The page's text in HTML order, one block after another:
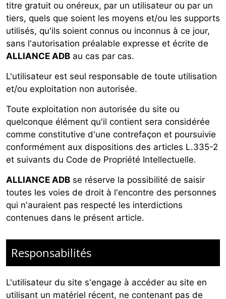
titre gratuit ou onéreux, par un utilisateur ou par un
tiers, quels que soient les moyens et/ou les supports
utilisés, qu'ils soient connus ou inconnus à ce jour,
sans l'autorisation préalable expresse et écrite de
ALLIANCE ADB au cas par cas.
L'utilisateur est seul responsable de toute utilisation
et/ou exploitation non autorisée.
Toute exploitation non autorisée du site ou
quelconque élément qu'il contient sera considérée
comme constitutive d'une contrefaçon et poursuivie
conformément aux dispositions des articles L.335-2
et suivants du Code de Propriété Intellectuelle.
ALLIANCE ADB se réserve la possibilité de saisir
toutes les voies de droit à l'encontre des personnes
qui n'auraient pas respecté les interdictions
contenues dans le présent article.
Responsabilités
L'utilisateur du site s'engage à accéder au site en
utilisant un matériel récent, ne contenant pas de